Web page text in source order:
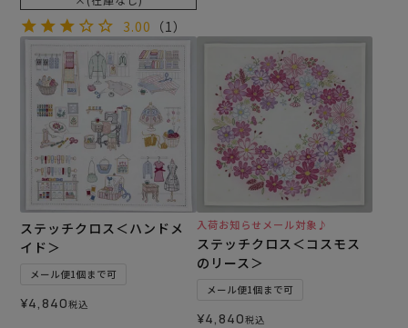
3.00 （1）
ステッチクロス＜ハンドメ
イド＞
メール便1個まで可
¥4,840税込
入荷お知らせメール対象♪
ステッチクロス＜コスモス
のリース＞
メール便1個まで可
¥4,840税込